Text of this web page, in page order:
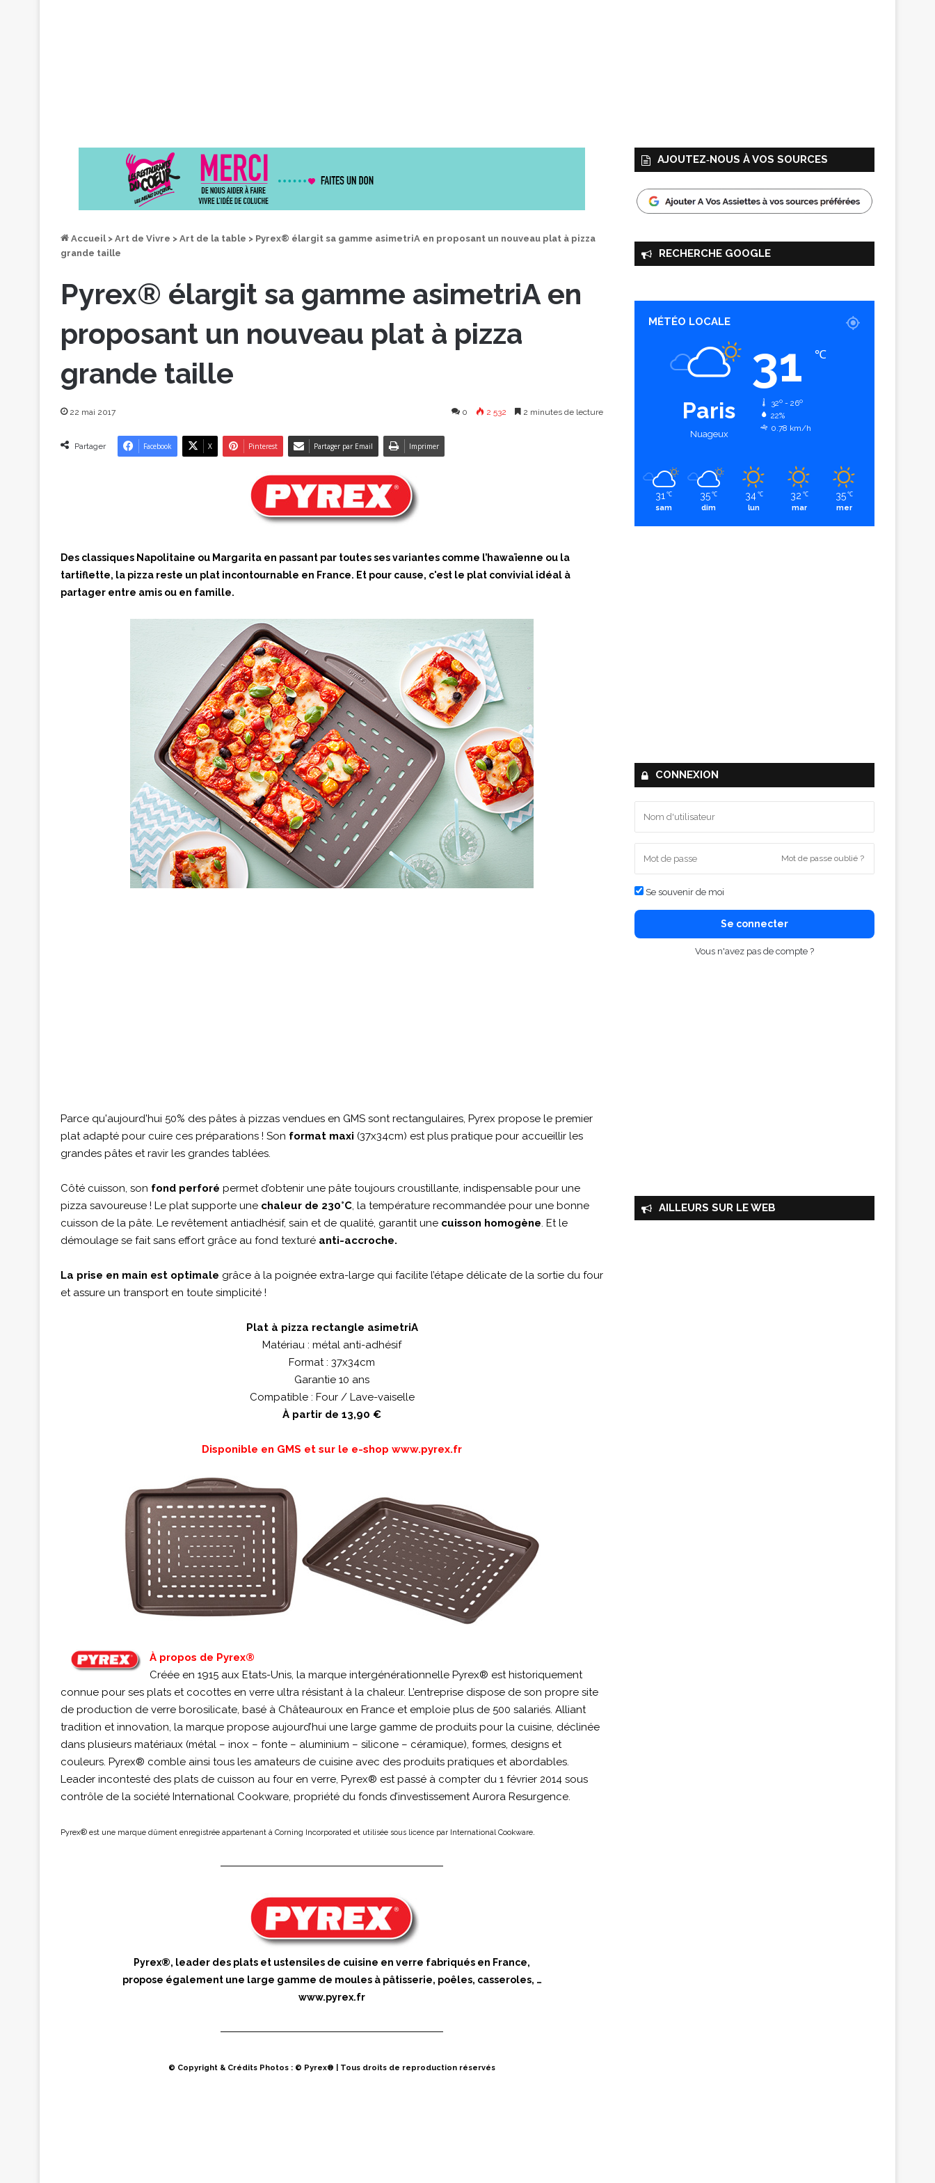
Accueil > Art de Vivre > Art de la table > Pyrex® élargit sa gamme asimetriA en proposant un nouveau plat à pizza
grande taille
Pyrex® élargit sa gamme asimetriA en
proposant un nouveau plat à pizza
grande taille
22 mai 2017 0 2 532 2 minutes de lecture
Partager Facebook X Pinterest Partager par Email Imprimer
Des classiques Napolitaine ou Margarita en passant par toutes ses variantes comme l’hawaïenne ou la
tartiflette, la pizza reste un plat incontournable en France. Et pour cause, c'est le plat convivial idéal à
partager entre amis ou en famille.
Parce qu'aujourd'hui 50% des pâtes à pizzas vendues en GMS sont rectangulaires, Pyrex propose le premier
plat adapté pour cuire ces préparations ! Son format maxi (37x34cm) est plus pratique pour accueillir les
grandes pâtes et ravir les grandes tablées.
Côté cuisson, son fond perforé permet d’obtenir une pâte toujours croustillante, indispensable pour une
pizza savoureuse ! Le plat supporte une chaleur de 230°C, la température recommandée pour une bonne
cuisson de la pâte. Le revêtement antiadhésif, sain et de qualité, garantit une cuisson homogène. Et le
démoulage se fait sans effort grâce au fond texturé anti-accroche.
La prise en main est optimale grâce à la poignée extra-large qui facilite l’étape délicate de la sortie du four
et assure un transport en toute simplicité !
Plat à pizza rectangle asimetriA
Matériau : métal anti-adhésif
Format : 37x34cm
Garantie 10 ans
Compatible : Four / Lave-vaiselle
À partir de 13,90 €
Disponible en GMS et sur le e-shop www.pyrex.fr
À propos de Pyrex®
Créée en 1915 aux Etats-Unis, la marque intergénérationnelle Pyrex® est historiquement
connue pour ses plats et cocottes en verre ultra résistant à la chaleur. L’entreprise dispose de son propre site
de production de verre borosilicate, basé à Châteauroux en France et emploie plus de 500 salariés. Alliant
tradition et innovation, la marque propose aujourd’hui une large gamme de produits pour la cuisine, déclinée
dans plusieurs matériaux (métal – inox – fonte – aluminium – silicone – céramique), formes, designs et
couleurs. Pyrex® comble ainsi tous les amateurs de cuisine avec des produits pratiques et abordables.
Leader incontesté des plats de cuisson au four en verre, Pyrex® est passé à compter du 1 février 2014 sous
contrôle de la société International Cookware, propriété du fonds d’investissement Aurora Resurgence.
Pyrex® est une marque dûment enregistrée appartenant à Corning Incorporated et utilisée sous licence par International Cookware.
Pyrex®, leader des plats et ustensiles de cuisine en verre fabriqués en France,
propose également une large gamme de moules à pâtisserie, poêles, casseroles, …
www.pyrex.fr
© Copyright & Crédits Photos : © Pyrex® | Tous droits de reproduction réservés
AJOUTEZ‑NOUS À VOS SOURCES
RECHERCHE GOOGLE
MÉTÉO LOCALE
Paris
Nuageux
31 ℃
32º - 26º
22%
0.78 km/h
31 ℃
sam
35 ℃
dim
34 ℃
lun
32 ℃
mar
35 ℃
mer
CONNEXION
Mot de passe oublié ?
Se souvenir de moi
Se connecter
Vous n'avez pas de compte ?
AILLEURS SUR LE WEB